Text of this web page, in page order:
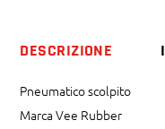
DESCRIZIONE
Pneumatico scolpito
Marca Vee Rubber